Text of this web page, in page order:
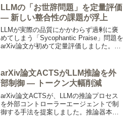
り、新たなAIブラウザ時代の光と影を解
析する。
LLMの「お世辞問題」を定量評価
— 新しい整合性の課題が浮上
LLMが実際の品質にかかわらず過剰に褒
めてしまう「Sycophantic Praise」問題を
arXiv論文が初めて定量評価しました。社
クにAIを活用する開発者が直面する新し
い整合性の課題です。
arXiv論文ACTSがLLM推論を外
部制御 — トークン大幅削減
arXiv論文ACTSが、LLMの推論プロセス
を外部コントローラーエージェントで制
御する手法を提案しました。推論器本体